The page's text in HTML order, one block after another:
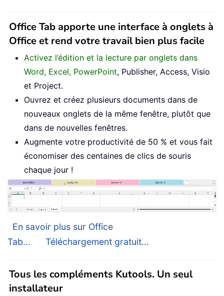
Office Tab apporte une interface à onglets à
Office et rend votre travail bien plus facile
Activez l’édition et la lecture par onglets dans
Word, Excel, PowerPoint, Publisher, Access, Visio
et Project.
Ouvrez et créez plusieurs documents dans de
nouveaux onglets de la même fenêtre, plutôt que
dans de nouvelles fenêtres.
Augmente votre productivité de 50 % et vous fait
économiser des centaines de clics de souris
chaque jour !
En savoir plus sur Office
Tab...
Téléchargement gratuit...
Tous les compléments Kutools. Un seul
installateur